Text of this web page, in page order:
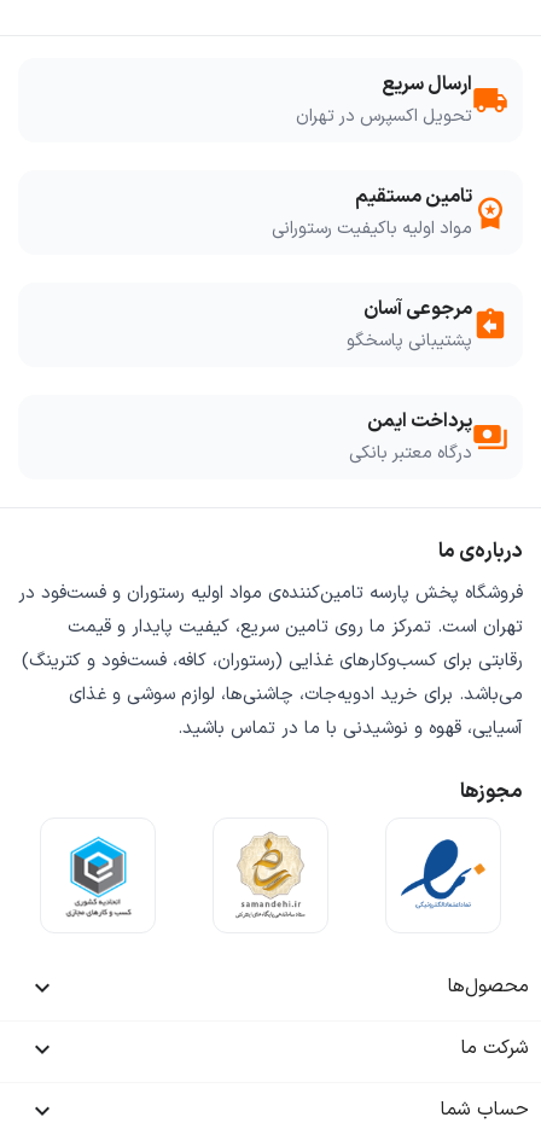
local_shippingارسال سریع
تحویل اکسپرس در تهران
workspace_premium تامین مستقیم
مواد اولیه باکیفیت رستورانی
assignment_returnمرجوعی آسان
پشتیبانی پاسخگو
paymentsپرداخت ایمن
درگاه معتبر بانکی
درباره‌ی ما
فروشگاه پخش پارسه تامین‌کننده‌ی مواد اولیه رستوران و فست‌فود در
تهران است. تمرکز ما روی تامین سریع، کیفیت پایدار و قیمت
رقابتی برای کسب‌وکارهای غذایی (رستوران، کافه، فست‌فود و کترینگ)
می‌باشد. برای خرید ادویه‌جات، چاشنی‌ها، لوازم سوشی و غذای
آسیایی، قهوه و نوشیدنی با ما در تماس باشید.
مجوزها
محصول‌ها 
شرکت ما 
حساب شما 